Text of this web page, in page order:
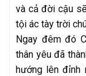
và cả đời cậu
tội ác tày trời
Ngay đêm đó
thân yêu đã
hướng lên